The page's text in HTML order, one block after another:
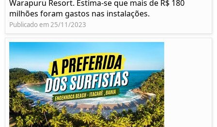
Warapuru Resort. Estima-se que mais de R$ 180
milhões foram gastos nas instalações.
Publicado em 25/11/2023